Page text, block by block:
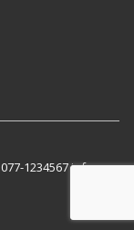
077-1234567info